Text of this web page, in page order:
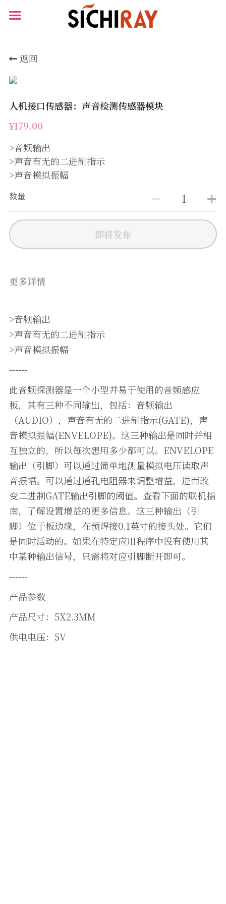
产品商城
BLOG
B站视频
关于我们
搜索
返回
人机接口传感器：声音检测传感器模块
¥179.00
>音频输出
>声音有无的二进制指示
>声音模拟振幅
数量
即将发布
更多详情
>音频输出
>声音有无的二进制指示
>声音模拟振幅
------
此音频探测器是一个小型并易于使用的音频感应
板，其有三种不同输出，包括：音频输出
（AUDIO），声音有无的二进制指示(GATE)，声
音模拟振幅(ENVELOPE)。这三种输出是同时并相
互独立的，所以每次想用多少都可以。ENVELOPE
输出（引脚）可以通过简单地测量模拟电压读取声
音振幅。可以通过通孔电阻器来调整增益，进而改
变二进制GATE输出引脚的阈值。查看下面的联机指
南，了解设置增益的更多信息。这三种输出（引
脚）位于板边缘，在预焊接0.1英寸的接头处。它们
是同时活动的。如果在特定应用程序中没有使用其
中某种输出信号，只需将对应引脚断开即可。
------
产品参数
产品尺寸：5X2.3MM
供电电压：5V
商品分类
博客分类
肌肉电
生物传感器
脑血氧